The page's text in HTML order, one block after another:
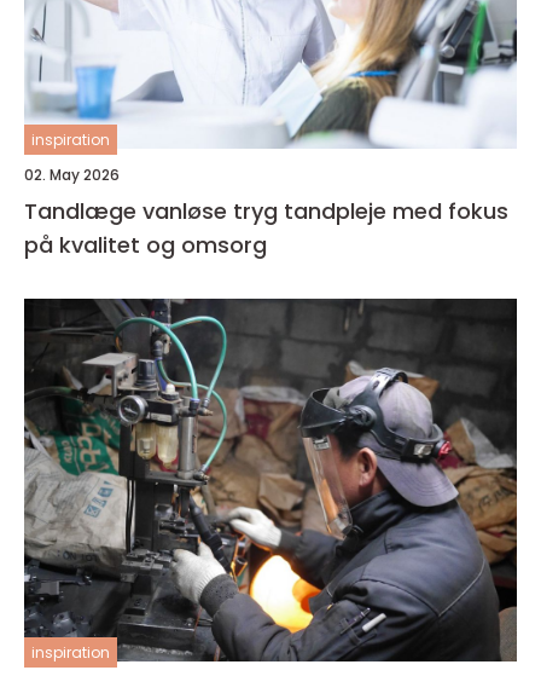
inspiration
02. May 2026
Tandlæge vanløse tryg tandpleje med fokus
på kvalitet og omsorg
inspiration